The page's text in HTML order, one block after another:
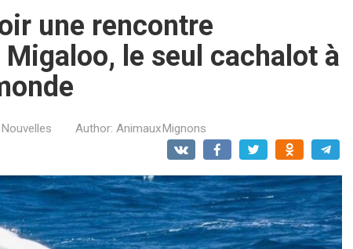
une rencontre
le seul cachalot à
Nouvelles Author: AnimauxMignons